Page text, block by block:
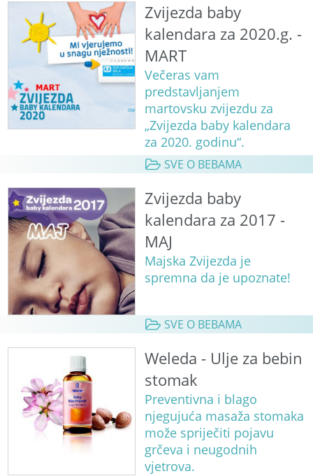
Zvijezda baby
kalendara za 2020.g. -
MART
Večeras vam
predstavljanjem
martovsku zvijezdu za
„Zvijezda baby kalendara
za 2020. godinu“.
SVE O BEBAMA
Zvijezda baby
kalendara za 2017 -
MAJ
Majska Zvijezda je
spremna da je upoznate!
SVE O BEBAMA
Weleda - Ulje za bebin
stomak
Preventivna i blago
njegujuća masaža stomaka
može spriječiti pojavu
grčeva i neugodnih
vjetrova.